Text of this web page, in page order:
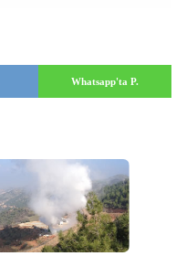
Whatsapp'ta P.